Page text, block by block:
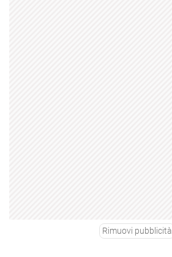
Rimuovi pubblicità